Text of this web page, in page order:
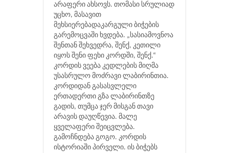
არაფერი ახსოვს. თომასი სრულიად
უცხო, მასავით
მეხსიერებადაკარგული ბიჭების
გარემოცვაში ხვდება. „სასიამოვნოა
შენთან შეხვედრა, შენქ, კეთილი
იყოს შენი ფეხი კორდში, შენქ.“
კორდის ვეება კედლების მიღმა
უსასრულო მოძრავი ლაბირინთია.
კორდიდან გასასვლელი
ერთადერთი გზა ლაბირინთზე
გადის, თუმცა ჯერ მისგან თავი
არავის დაუღწევია. მალე
ყველაფერი შეიცვლება.
გამოჩნდება გოგო. კორდის
ისტორიაში პირველი. ის ბიჭებს